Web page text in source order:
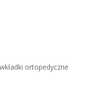
wkładki ortopedyczne